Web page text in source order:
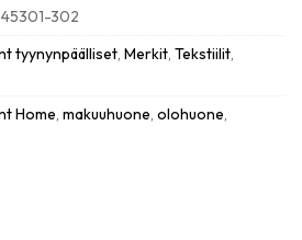
302
tyynynpäälliset, Merkit, Tekstiilit,
Home, makuuhuone, olohuone,